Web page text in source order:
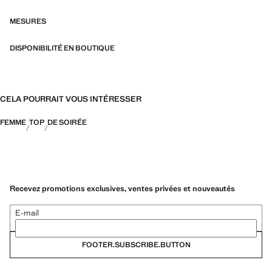
MESURES
DISPONIBILITÉ EN BOUTIQUE
CELA POURRAIT VOUS INTÉRESSER
FEMME TOP DE SOIRÉE
Recevez promotions exclusives, ventes privées et nouveautés
E-mail
FOOTER.SUBSCRIBE.BUTTON